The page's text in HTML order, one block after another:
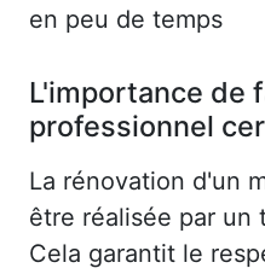
en peu de temps
L'importance de
professionnel
La rénovation d'un
être réalisée par un
Cela garantit le